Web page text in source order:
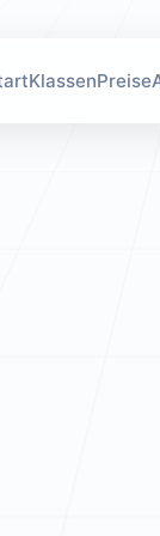
KlassenPreise